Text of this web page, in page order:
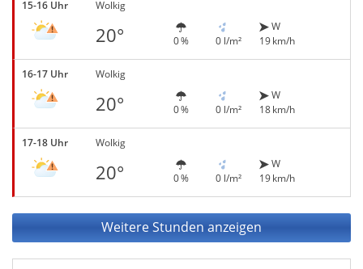
15-16 Uhr Wolkig
20° 0 % 0 l/m²
W
19 km/h
16-17 Uhr Wolkig
20° 0 % 0 l/m²
W
18 km/h
17-18 Uhr Wolkig
20° 0 % 0 l/m²
W
19 km/h
Weitere Stunden anzeigen